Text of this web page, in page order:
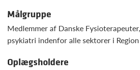
Målgruppe
Medlemmer af Danske
psykiatri indenfor alle sektorer i
Oplægsholdere